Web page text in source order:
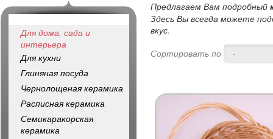
Предлагаем Вам подробный
Здесь Вы всегда можете
вкус.
Сортировать по
-
Для дома, сада и
интерьера
Для кухни
Глиняная посуда
Чернолощеная керамика
Расписная керамика
Семикаракорская
керамика